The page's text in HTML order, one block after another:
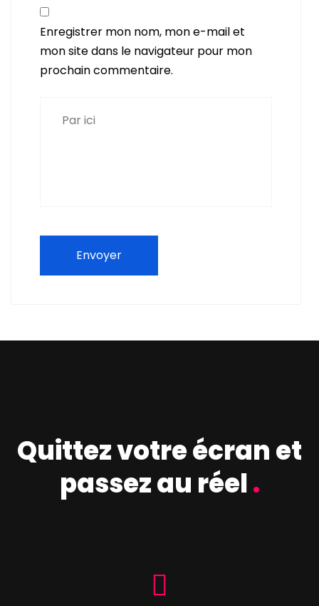
Enregistrer mon nom, mon e-mail et
mon site dans le navigateur pour mon
prochain commentaire.
Quittez votre écran et
passez au réel.